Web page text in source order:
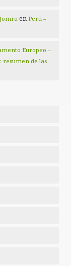
en Perú –
Europeo –
resumen de las